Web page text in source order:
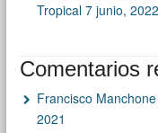
Tropical 7 junio, 2022
Comentarios
Francisco Manchone
2021